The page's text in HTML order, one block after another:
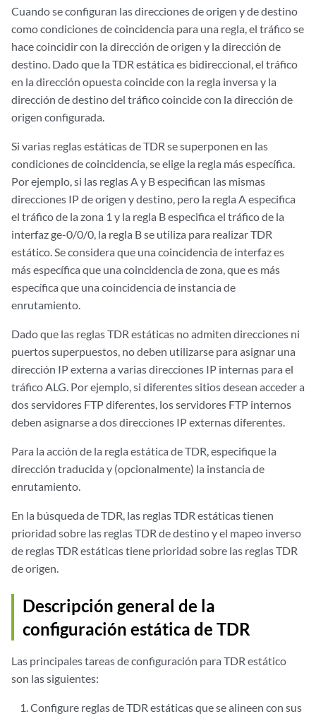
Cuando se configuran las direcciones de origen y de destino
como condiciones de coincidencia para una regla, el tráfico se
hace coincidir con la dirección de origen y la dirección de
destino. Dado que la TDR estática es bidireccional, el tráfico
en la dirección opuesta coincide con la regla inversa y la
dirección de destino del tráfico coincide con la dirección de
origen configurada.
Si varias reglas estáticas de TDR se superponen en las
condiciones de coincidencia, se elige la regla más específica.
Por ejemplo, si las reglas A y B especifican las mismas
direcciones IP de origen y destino, pero la regla A especifica
el tráfico de la zona 1 y la regla B especifica el tráfico de la
interfaz ge-0/0/0, la regla B se utiliza para realizar TDR
estático. Se considera que una coincidencia de interfaz es
más específica que una coincidencia de zona, que es más
específica que una coincidencia de instancia de
enrutamiento.
Dado que las reglas TDR estáticas no admiten direcciones ni
puertos superpuestos, no deben utilizarse para asignar una
dirección IP externa a varias direcciones IP internas para el
tráfico ALG. Por ejemplo, si diferentes sitios desean acceder a
dos servidores FTP diferentes, los servidores FTP internos
deben asignarse a dos direcciones IP externas diferentes.
Para la acción de la regla estática de TDR, especifique la
dirección traducida y (opcionalmente) la instancia de
enrutamiento.
En la búsqueda de TDR, las reglas TDR estáticas tienen
prioridad sobre las reglas TDR de destino y el mapeo inverso
de reglas TDR estáticas tiene prioridad sobre las reglas TDR
de origen.
Descripción general de la
configuración estática de TDR
Las principales tareas de configuración para TDR estático
son las siguientes:
Configure reglas de TDR estáticas que se alineen con sus